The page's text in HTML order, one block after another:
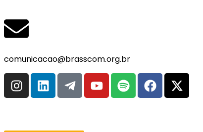
comunicacao@brasscom.org.br